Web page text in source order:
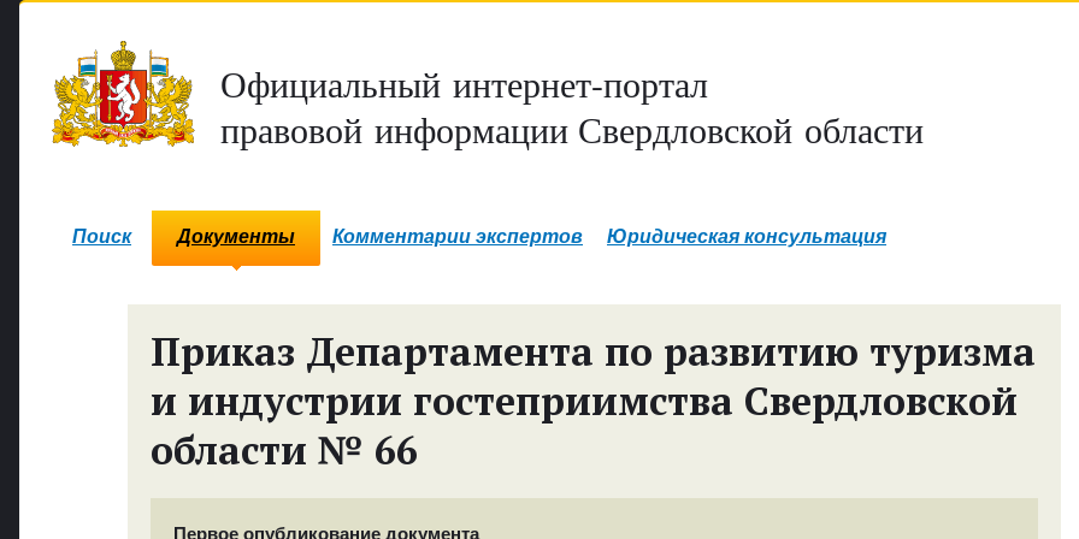
Официальный интернет-портал
правовой информации Свердловской области
Поиск Документы Комментарии экспертов Юридическая консультация
Приказ Департамента по развитию туризма
и индустрии гостеприимства Свердловской
области № 66
Первое опубликование документа